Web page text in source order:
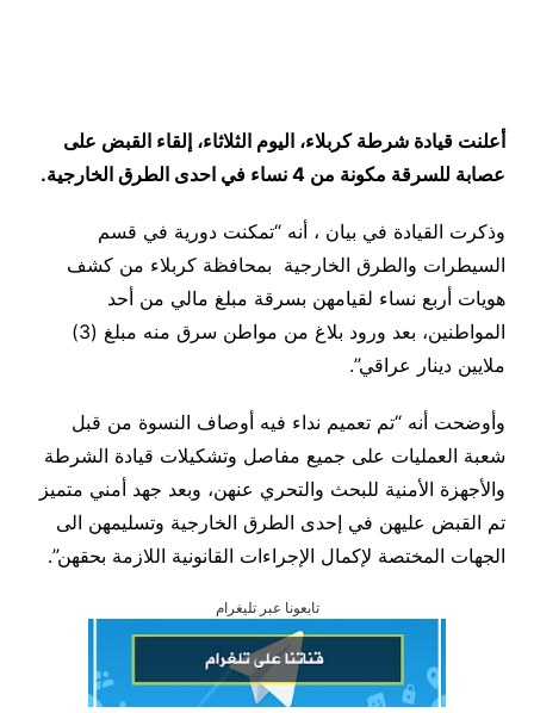
أعلنت قيادة شرطة كربلاء، اليوم الثلاثاء، إلقاء القبض على
عصابة للسرقة مكونة من 4 نساء في احدى الطرق الخارجية.
وذكرت القيادة في بيان ، أنه “تمكنت دورية في قسم
السيطرات والطرق الخارجية بمحافظة كربلاء من كشف
هويات أربع نساء لقيامهن بسرقة مبلغ مالي من أحد
المواطنين، بعد ورود بلاغ من مواطن سرق منه مبلغ (3)
ملايين دينار عراقي”.
وأوضحت أنه “تم تعميم نداء فيه أوصاف النسوة من قبل
شعبة العمليات على جميع مفاصل وتشكيلات قيادة الشرطة
والأجهزة الأمنية للبحث والتحري عنهن، وبعد جهد أمني متميز
تم القبض عليهن في إحدى الطرق الخارجية وتسليمهن الى
الجهات المختصة لإكمال الإجراءات القانونية اللازمة بحقهن”.
تابعونا عبر تليغرام